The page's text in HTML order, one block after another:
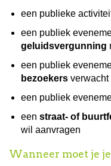
een publieke
een publiek
geluidsvergunning
een publiek
bezoekers verwacht
een publiek
een straat- of
wil aanvragen
Wanneer moet je